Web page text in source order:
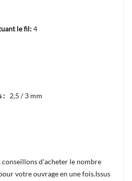
le fil:4
: 2,5 / 3 mm
conseillons d'acheter le nombre
votre ouvrage en une fois.Issus